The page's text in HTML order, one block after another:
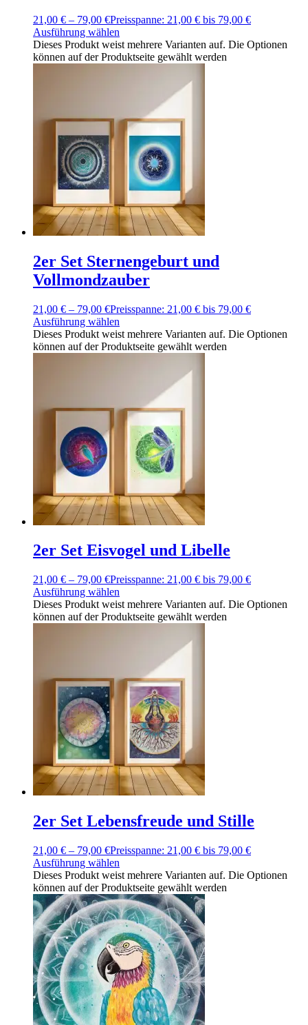
21,00 € – 79,00 €Preisspanne: 21,00 € bis 79,00 €
Ausführung wählen
Dieses Produkt weist mehrere Varianten auf. Die Optionen
können auf der Produktseite gewählt werden
2er Set Sternengeburt und
Vollmondzauber
21,00 € – 79,00 €Preisspanne: 21,00 € bis 79,00 €
Ausführung wählen
Dieses Produkt weist mehrere Varianten auf. Die Optionen
können auf der Produktseite gewählt werden
2er Set Eisvogel und Libelle
21,00 € – 79,00 €Preisspanne: 21,00 € bis 79,00 €
Ausführung wählen
Dieses Produkt weist mehrere Varianten auf. Die Optionen
können auf der Produktseite gewählt werden
2er Set Lebensfreude und Stille
21,00 € – 79,00 €Preisspanne: 21,00 € bis 79,00 €
Ausführung wählen
Dieses Produkt weist mehrere Varianten auf. Die Optionen
können auf der Produktseite gewählt werden